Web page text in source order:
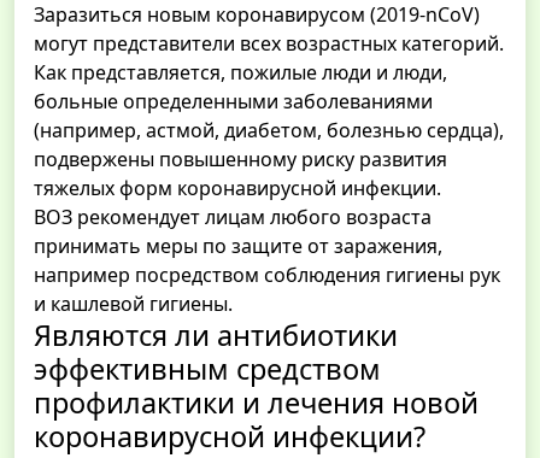
Заразиться новым коронавирусом (2019-‎nCoV)
могут представители всех возрастных категорий.
Как представляется, пожилые люди и люди,
больные определенными заболеваниями
(например, астмой, диабетом, болезнью сердца),
подвержены повышенному риску развития
тяжелых форм коронавирусной инфекции.
ВОЗ рекомендует лицам любого возраста
принимать меры по защите от заражения,
например посредством соблюдения гигиены рук
и кашлевой гигиены.
Являются ли антибиотики
эффективным средством
профилактики и лечения новой
коронавирусной инфекции?